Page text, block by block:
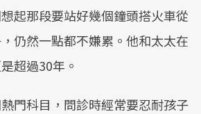
起那段要站好幾個鐘頭搭火車從
仍然一點都不嫌累。他和太太在
超過30年。
門科目，問診時經常要忍耐孩子